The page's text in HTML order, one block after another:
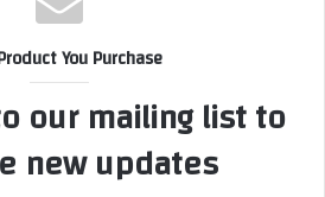
You Purchase
our mailing list to
new updates!